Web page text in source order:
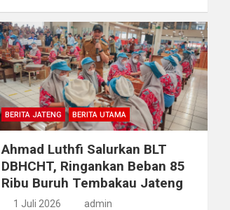
BERITA JATENG BERITA UTAMA
Ahmad Luthfi Salurkan BLT
DBHCHT, Ringankan Beban 85
Ribu Buruh Tembakau Jateng
1 Juli 2026 admin